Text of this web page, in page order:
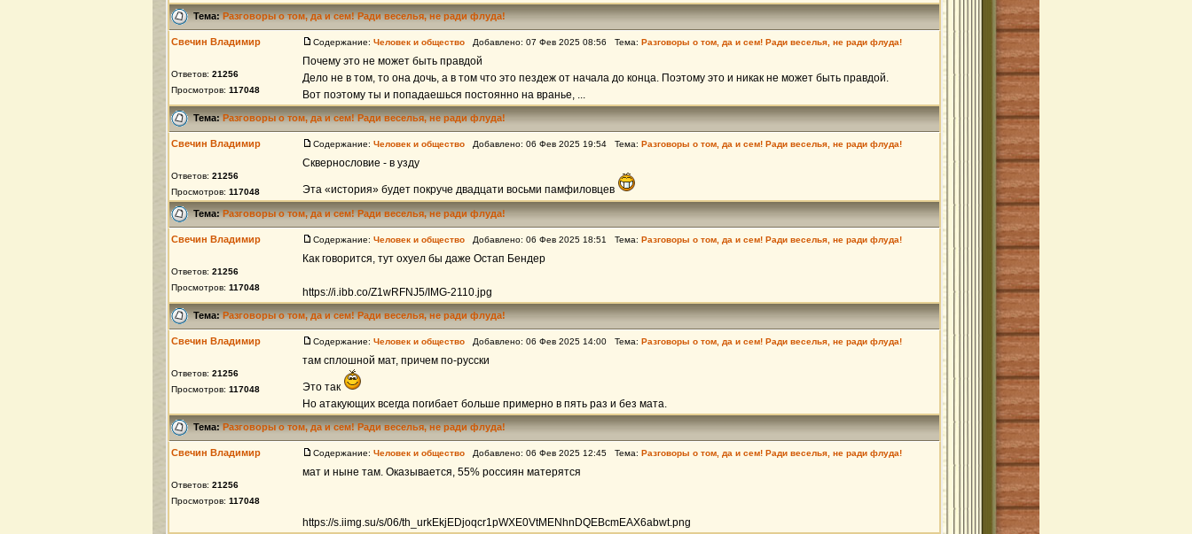
Тема:Разговоры о том, да и сем! Ради веселья, не ради флуда!
Свечин Владимир
Ответов: 21256
Просмотров: 117048
Содержание: Человек и общество Добавлено: 07 Фев 2025 08:56 Тема: Разговоры о том, да и сем! Ради веселья, не ради флуда!
Почему это не может быть правдой
Дело не в том, то она дочь, а в том что это пездеж от начала до конца. Поэтому это и никак не может быть правдой.
Вот поэтому ты и попадаешься постоянно на вранье, ...
Тема:Разговоры о том, да и сем! Ради веселья, не ради флуда!
Свечин Владимир
Ответов: 21256
Просмотров: 117048
Содержание: Человек и общество Добавлено: 06 Фев 2025 19:54 Тема: Разговоры о том, да и сем! Ради веселья, не ради флуда!
Сквернословие - в узду
Эта «история» будет покруче двадцати восьми памфиловцев
Тема:Разговоры о том, да и сем! Ради веселья, не ради флуда!
Свечин Владимир
Ответов: 21256
Просмотров: 117048
Содержание: Человек и общество Добавлено: 06 Фев 2025 18:51 Тема: Разговоры о том, да и сем! Ради веселья, не ради флуда!
Как говорится, тут охуел бы даже Остап Бендер
https://i.ibb.co/Z1wRFNJ5/IMG-2110.jpg
Тема:Разговоры о том, да и сем! Ради веселья, не ради флуда!
Свечин Владимир
Ответов: 21256
Просмотров: 117048
Содержание: Человек и общество Добавлено: 06 Фев 2025 14:00 Тема: Разговоры о том, да и сем! Ради веселья, не ради флуда!
там сплошной мат, причем по-русски
Это так
Но атакующих всегда погибает больше примерно в пять раз и без мата.
Тема:Разговоры о том, да и сем! Ради веселья, не ради флуда!
Свечин Владимир
Ответов: 21256
Просмотров: 117048
Содержание: Человек и общество Добавлено: 06 Фев 2025 12:45 Тема: Разговоры о том, да и сем! Ради веселья, не ради флуда!
мат и ныне там. Оказывается, 55% россиян матерятся
https://s.iimg.su/s/06/th_urkEkjEDjoqcr1pWXE0VtMENhnDQEBcmEAX6abwt.png